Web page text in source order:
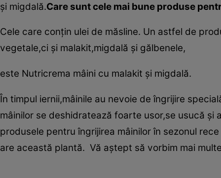
şi migdală.Care sunt cele mai bune produse
Cele care conţin ulei de măsline. Un astfel de
vegetale,ci şi malakit,migdală şi gălbenele,
este Nutricrema mâini cu malakit şi migdală.
În timpul iernii,mâinile au nevoie de îngrijire
mâinilor se deshidratează foarte usor,se usucă
produsele pentru îngrijirea mâinilor în sezonul
are această plantă. Vă aştept să vorbim mai